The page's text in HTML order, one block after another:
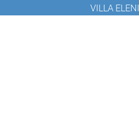
VILLA ELENI